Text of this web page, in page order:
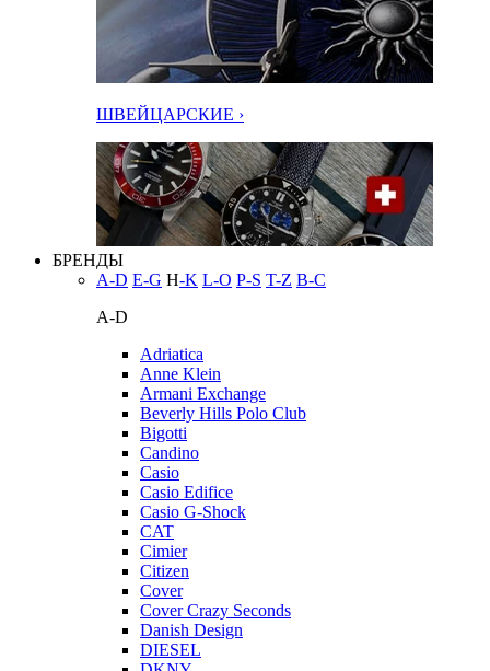
ШВЕЙЦАРСКИЕ ›
БРЕНДЫ
A-D E-G H-K L-O P-S T-Z В-С
A-D
Adriatica
Anne Klein
Armani Exchange
Beverly Hills Polo Club
Bigotti
Candino
Casio
Casio Edifice
Casio G-Shock
CAT
Cimier
Citizen
Cover
Cover Crazy Seconds
Danish Design
DIESEL